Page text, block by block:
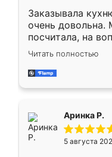
Заказывала
очень
посчитала, на
Замерщик
делу со всей
за день, ребята
Читать полностью
Аринка Р.
5 августа